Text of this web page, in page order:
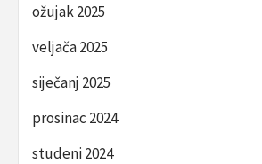
ožujak 2025
veljača 2025
siječanj 2025
prosinac 2024
studeni 2024